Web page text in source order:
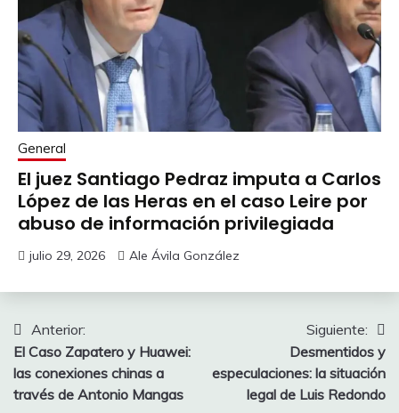
General
El juez Santiago Pedraz imputa a Carlos
López de las Heras en el caso Leire por
abuso de información privilegiada
julio 29, 2026 Ale Ávila González
Navegación
de
entradas
Anterior:
El Caso Zapatero y Huawei:
las conexiones chinas a
través de Antonio Mangas
Siguiente:
Desmentidos y
especulaciones: la situación
legal de Luis Redondo